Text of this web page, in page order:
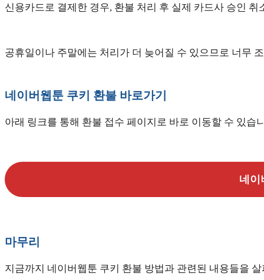
신용카드로 결제한 경우, 환불 처리 후 실제 카드사 승인
공휴일이나 주말에는 처리가 더 늦어질 수 있으므로 너무
네이버웹툰 쿠키 환불 바로가기
아래 링크를 통해 환불 접수 페이지로 바로 이동할 수 있습
네이
마무리
지금까지 네이버웹툰 쿠키 환불 방법과 관련된 내용들을